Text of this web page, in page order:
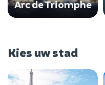
Arc de Triomphe
Kies uw stad